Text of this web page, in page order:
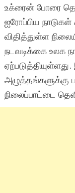
உக்ரைன் போரை
ஐரோப்பிய
விதித்துள்ள
நடவடிக்கை உலக
அழுத்தங்களுக்கு
நிலைப்பாட்டை